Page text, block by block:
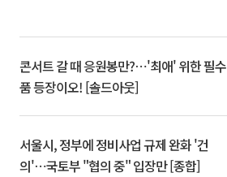
콘서트 갈 때 응원봉만?⋯'최애' 위한 필수
품 등장이오! [솔드아웃]
서울시, 정부에 정비사업 규제 완화 '건
의'⋯국토부 "협의 중" 입장만 [종합]